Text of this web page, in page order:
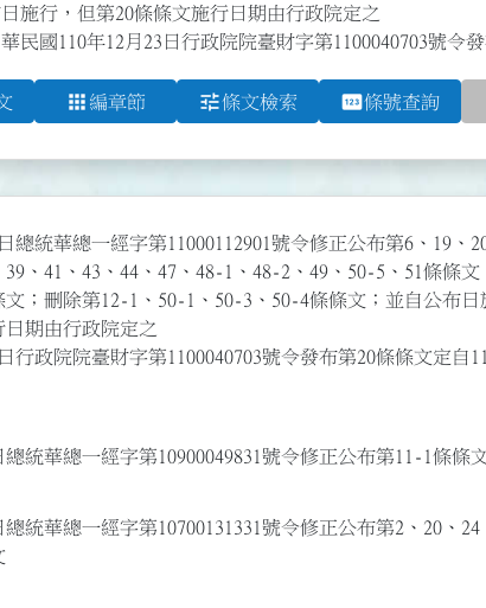
施行，但第20條條文施行日期由行政院定之
民國110年12月23日行政院院臺財字第1100040703號令
apps 編章節 tune條文檢索 pin條號查詢
總統華總一經字第11000112901號令修正公布第6、19、
39、41、43、44、47、48-1、48-2、49、50-5、51條條文
；刪除第12-1、50-1、50-3、50-4條條文；並自公布日
期由行政院定之
行政院院臺財字第1100040703號令發布第20條條文定自
總統華總一經字第10900049831號令修正公布第11-1條條
統華總一經字第10700131331號令修正公布第2、20、24